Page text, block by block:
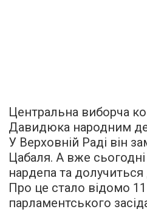
Центральна виборча
Давидюка народним
У Верховній Раді він
Цабаля. А вже
нардепа та долучиться
Про це стало відомо
парламентського